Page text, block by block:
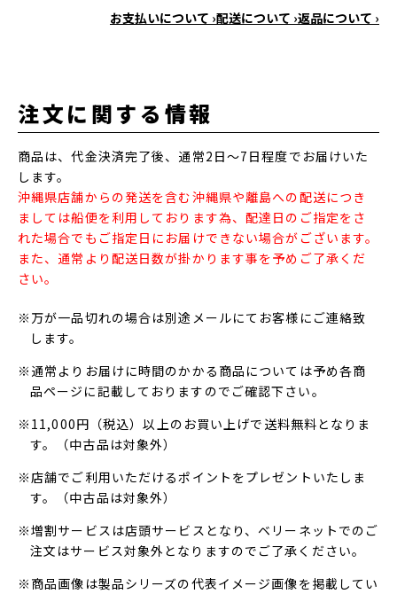
お支払いについて ›配送について ›返品について ›
注文に関する情報
商品は、代金決済完了後、通常2日～7日程度でお届けいた
します。
沖縄県店舗からの発送を含む沖縄県や離島への配送につき
ましては船便を利用しております為、配達日のご指定をさ
れた場合でもご指定日にお届けできない場合がございます。
また、通常より配送日数が掛かります事を予めご了承くだ
さい。
※万が一品切れの場合は別途メールにてお客様にご連絡致
します。
※通常よりお届けに時間のかかる商品については予め各商
品ページに記載しておりますのでご確認下さい。
※11,000円（税込）以上のお買い上げで送料無料となりま
す。（中古品は対象外）
※店舗でご利用いただけるポイントをプレゼントいたしま
す。（中古品は対象外）
※増割サービスは店頭サービスとなり、ベリーネットでのご
注文はサービス対象外となりますのでご了承ください。
※商品画像は製品シリーズの代表イメージ画像を掲載してい